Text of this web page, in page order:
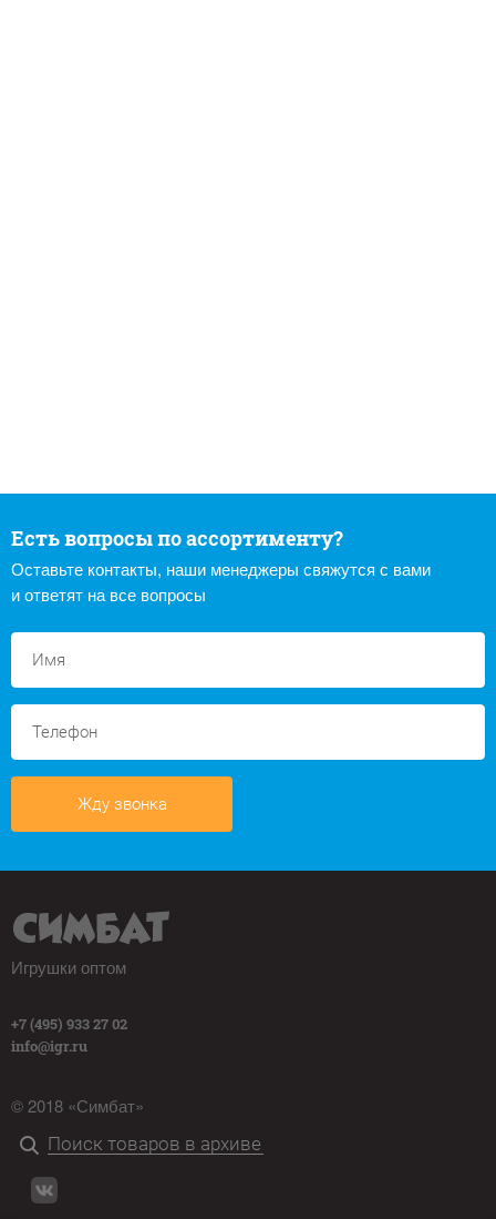
Есть вопросы по ассортименту?
Оставьте контакты, наши менеджеры свяжутся с вами
и ответят на все вопросы
Жду звонка
Игрушки оптом
+7 (495) 933 27 02
info@igr.ru
© 2018 «Симбат»